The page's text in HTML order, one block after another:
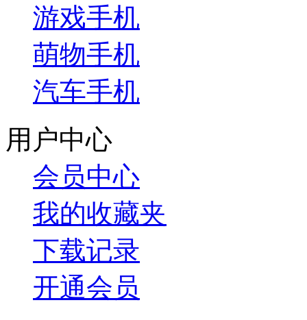
游戏手机
萌物手机
汽车手机
用户中心
会员中心
我的收藏夹
下载记录
开通会员